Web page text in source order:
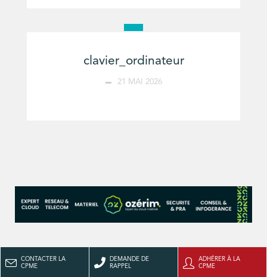
clavier_ordinateur
21 MAI 2026
CONTACTER LA
CPME
DEMANDE DE
RAPPEL
ADHÉRER À LA
CPME